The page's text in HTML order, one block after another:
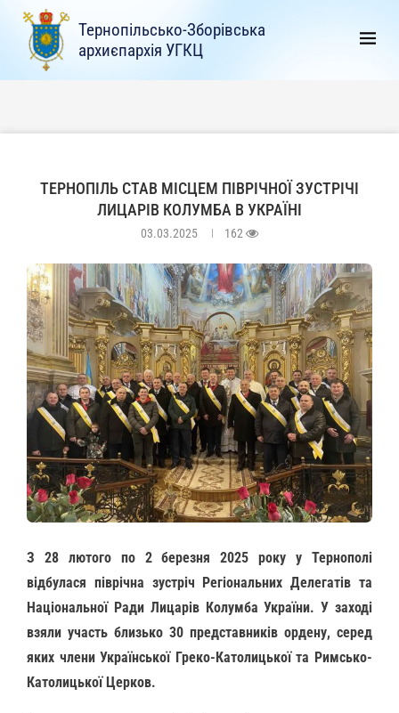
Тернопільсько-Зборівська
архиєпархія УГКЦ
ТЕРНОПІЛЬ СТАВ МІСЦЕМ ПІВРІЧНОЇ ЗУСТРІЧІ
ЛИЦАРІВ КОЛУМБА В УКРАЇНІ
03.03.2025 162
З 28 лютого по 2 березня 2025 року у Тернополі
відбулася піврічна зустріч Регіональних Делегатів та
Національної Ради Лицарів Колумба України. У заході
взяли участь близько 30 представників ордену, серед
яких члени Української Греко-Католицької та Римсько-
Католицької Церков.